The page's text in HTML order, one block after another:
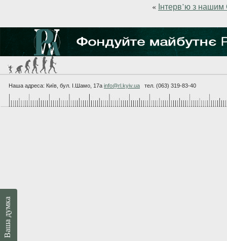
« Інтерв’ю з нашим
Наша адреса: Київ, бул. I.Шамо, 17а info@rl.kyiv.ua тел. (063) 319-83-40
Ваша думка